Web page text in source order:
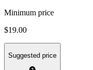
Minimum price
$19.00
Suggested price